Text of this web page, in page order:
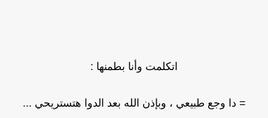
اتكلمت وأنا بطمنها :
= دا وجع طبيعي ، وبإذن الله بعد الدوا هتستريحي ...